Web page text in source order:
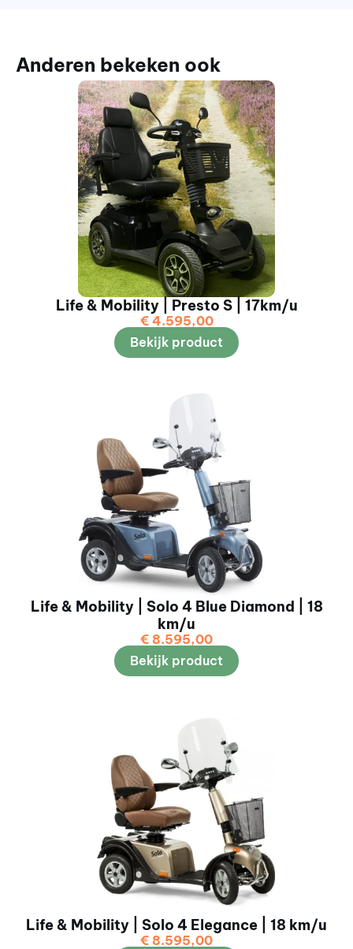
Anderen bekeken ook
Life & Mobility | Presto S | 17km/u
€4.595,00
Bekijk product
Life & Mobility | Solo 4 Blue Diamond | 18
km/u
€ 8.595,00
Bekijk product
Life & Mobility | Solo 4 Elegance | 18 km/u
€ 8.595,00